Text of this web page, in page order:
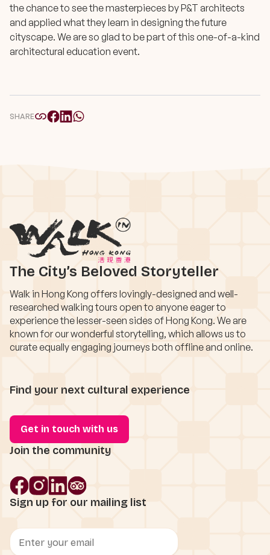
the chance to see the masterpieces by P&T architects
and applied what they learn in designing the future
cityscape. We are so glad to be part of this one-of-a-kind
architectural education event.
SHARE
The City’s Beloved Storyteller
Walk in Hong Kong offers lovingly-designed and well-
researched walking tours open to anyone eager to
experience the lesser-seen sides of Hong Kong. We are
known for our wonderful storytelling, which allows us to
curate equally engaging journeys both offline and online.
Find your next cultural experience
Get in touch with us
Join the community
Sign up for our mailing list